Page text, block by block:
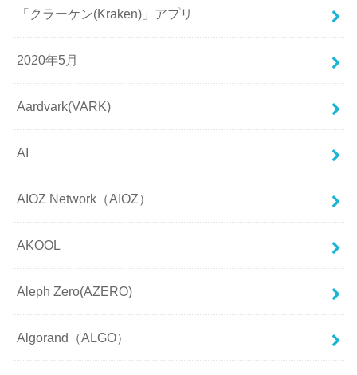
「クラーケン(Kraken)」アプリ
2020年5月
Aardvark(VARK)
AI
AIOZ Network（AIOZ）
AKOOL
Aleph Zero(AZERO)
Algorand（ALGO）